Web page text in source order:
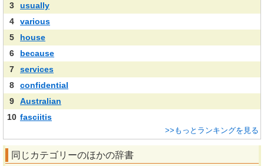
3
usually
4
various
5
house
6
because
7
services
8
confidential
9
Australian
10 fasciitis
>>もっとランキングを見る
同じカテゴリーのほかの辞書